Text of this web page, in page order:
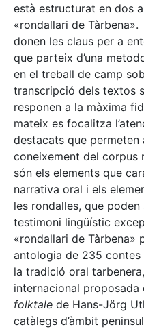
està estructurat en dos
«rondallari de
donen les claus per a
que parteix d’una
en el treball de camp
transcripció dels textos
responen a la màxima
mateix es focalitza
destacats que permeten
coneixement del corpus
són els elements que
narrativa oral i els
les rondalles, que
testimoni lingüístic
«rondallari de Tàrbena»
antologia de 235
la tradició oral
internacional proposada
folktale de Hans-Jörg
catàlegs d’àmbit